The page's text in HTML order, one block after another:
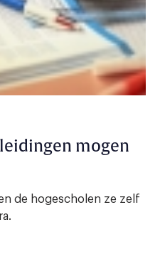
mogen
de hogescholen ze zelf